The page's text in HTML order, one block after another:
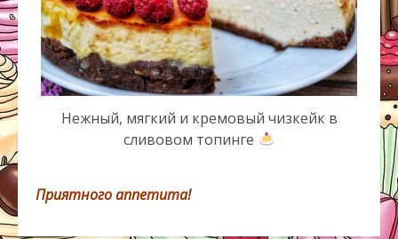
Нежный, мягкий и кремовый чизкейк в
сливовом топинге
Приятного аппетита!